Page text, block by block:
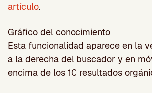
artículo.
Gráfico del conocimiento
Esta funcionalidad aparece en la
a la derecha del buscador y en
encima de los 10 resultados